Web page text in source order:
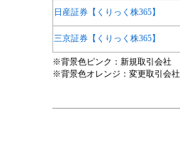
日産証券【くりっく株365】
三京証券【くりっく株365】
※背景色ピンク：新規取引会社
※背景色オレンジ：変更取引会社